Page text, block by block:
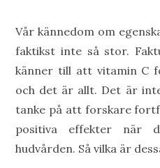
Vår kännedom om
faktikst inte så stor.
känner till att vitamin C
och det är allt. Det är
tanke på att forskare
positiva effekter när
hudvården. Så vilka är